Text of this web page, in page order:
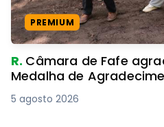
PREMIUM
R. Câmara de Fafe
Medalha de
5 agosto 2026